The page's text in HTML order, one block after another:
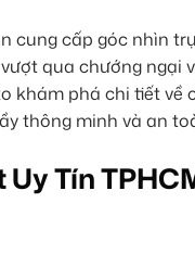
cung cấp góc nhìn
qua chướng ngại
khám phá chi tiết về
thông minh và an